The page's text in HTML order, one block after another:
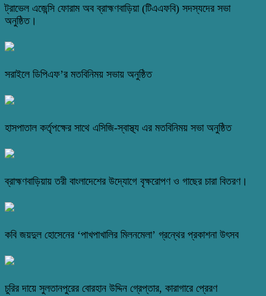
ট্রাভেল এজেন্সি ফোরাম অব ব্রাহ্মণবাড়িয়া (টিএএফবি) সদস্যদের সভা
অনুষ্ঠিত।
সরাইলে ডিপিএফ’র মতবিনিময় সভায় অনুষ্ঠিত
হাসপাতাল কর্তৃপক্ষের সাথে এসিজি-স্বাস্থ্য এর মতবিনিময় সভা অনুষ্ঠিত
ব্রাহ্মণবাড়িয়ায় তরী বাংলাদেশের উদ্যোগে বৃক্ষরোপণ ও গাছের চারা বিতরণ।
কবি জয়দুল হোসেনের ‘পাখপাখালির মিলনমেলা’ গ্রন্থের প্রকাশনা উৎসব
চুরির দায়ে সুলতানপুরের বোরহান উদ্দিন গ্রেপ্তার, কারাগারে প্রেরণ